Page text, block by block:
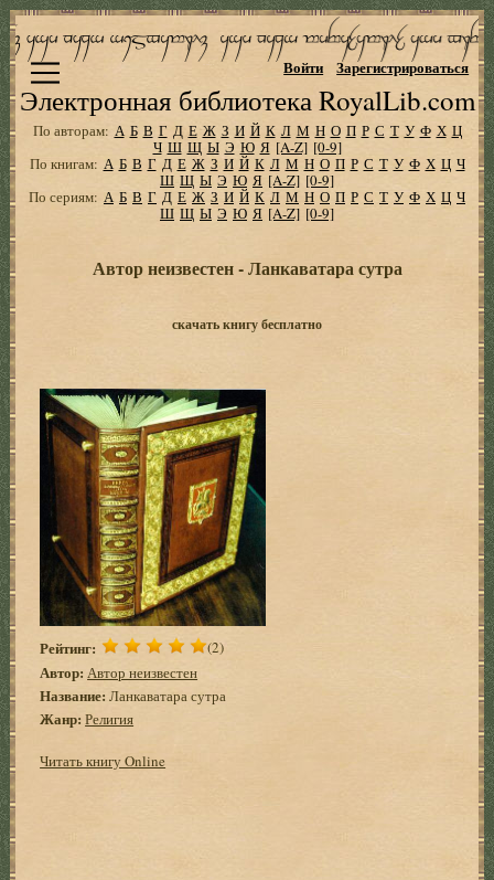
Электронная библиотека RoyalLib.com
Войти Зарегистрироваться
По авторам: А Б В Г Д Е Ж З И Й К Л М Н О П Р С Т У Ф Х Ц
Ч Ш Щ Ы Э Ю Я [A-Z] [0-9]
По книгам: А Б В Г Д Е Ж З И Й К Л М Н О П Р С Т У Ф Х Ц Ч
Ш Щ Ы Э Ю Я [A-Z] [0-9]
По сериям: А Б В Г Д Е Ж З И Й К Л М Н О П Р С Т У Ф Х Ц Ч
Ш Щ Ы Э Ю Я [A-Z] [0-9]
Автор неизвестен - Ланкаватара сутра
скачать книгу бесплатно
Рейтинг: (2)
Автор: Автор неизвестен
Название: Ланкаватара сутра
Жанр: Религия
Читать книгу Online